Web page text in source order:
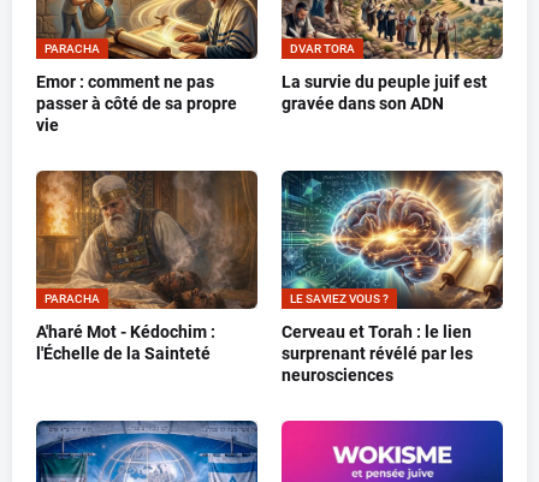
PARACHA
Emor : comment ne pas
passer à côté de sa propre
vie
DVAR TORA
La survie du peuple juif est
gravée dans son ADN
PARACHA
A'haré Mot - Kédochim :
l'Échelle de la Sainteté
LE SAVIEZ VOUS ?
Cerveau et Torah : le lien
surprenant révélé par les
neurosciences